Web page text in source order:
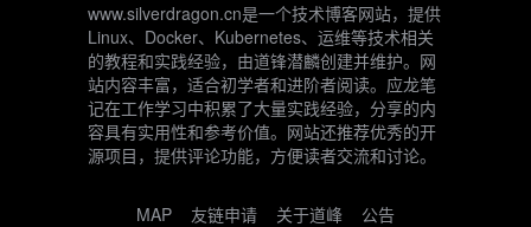
www.silverdragon.cn是一个技术博客网站，提供
Linux、Docker、Kubernetes、运维等技术相关
的教程和实践经验，由道锋潜麟创建并维护。网
站内容丰富，适合初学者和进阶者阅读。应龙笔
记在工作学习中积累了大量实践经验，分享的内
容具有实用性和参考价值。网站还推荐优秀的开
源项目，提供评论功能，方便读者交流和讨论。
MAP 友链申请 关于道峰
公告